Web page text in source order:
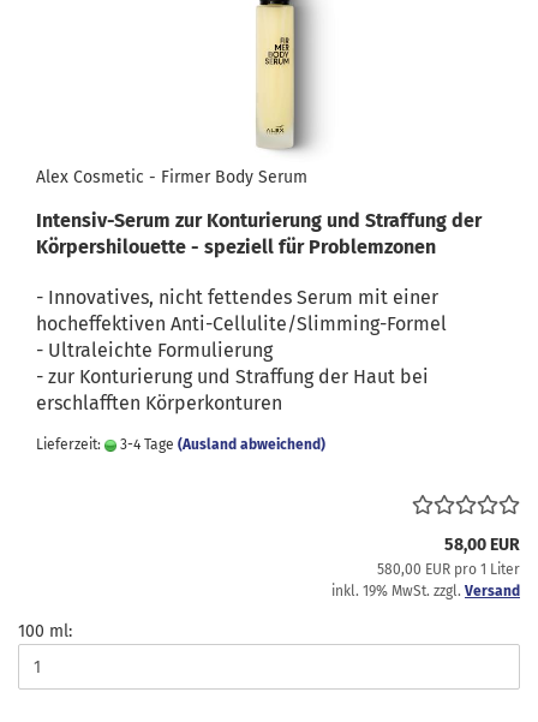
Alex Cosmetic - Firmer Body Serum
Intensiv-Serum zur Konturierung und Straffung der
Körpershilouette - speziell für Problemzonen
- Innovatives, nicht fettendes Serum mit einer
hocheffektiven Anti-Cellulite/Slimming-Formel
- Ultraleichte Formulierung
- zur Konturierung und Straffung der Haut bei
erschlafften Körperkonturen
Lieferzeit: 3-4 Tage (Ausland abweichend)
58,00 EUR
580,00 EUR pro 1 Liter
inkl. 19% MwSt. zzgl. Versand
100 ml: